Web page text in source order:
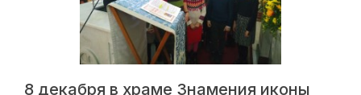
8 декабря в храме Знамения иконы